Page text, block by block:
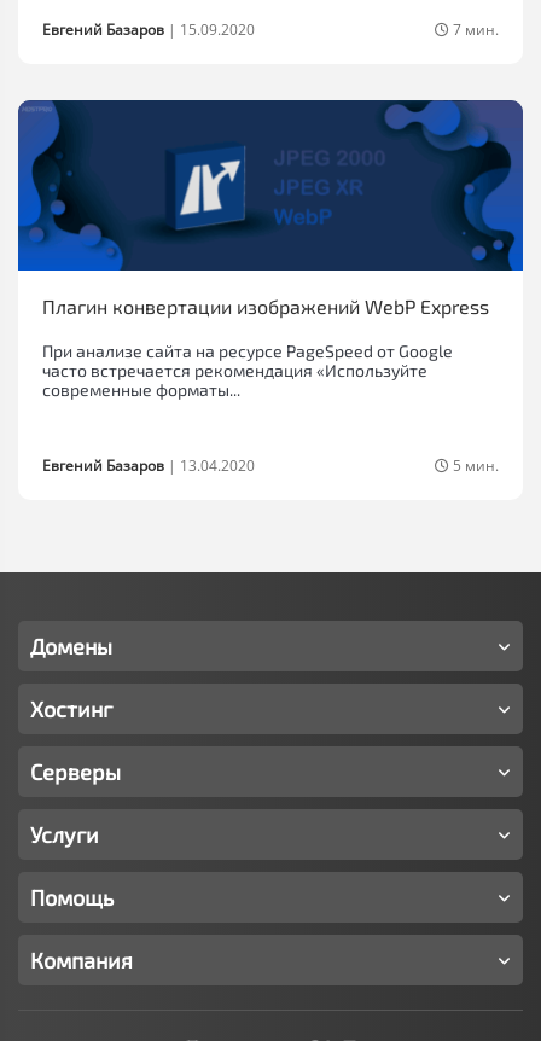
Евгений Базаров | 15.09.2020 7 мин.
Плагин конвертации изображений WebP Express
При анализе сайта на ресурсе PageSpeed от Google
часто встречается рекомендация «Используйте
современные форматы...
Евгений Базаров | 13.04.2020 5 мин.
Домены
Хостинг
Серверы
Услуги
Помощь
Компания